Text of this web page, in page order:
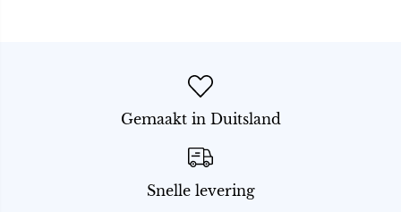
Stuhlgang.Wir empfehlen das Produkt
uneingeschränkt weiter,auch ein altes
werdenGemaakt in Duitsland
Snelle levering